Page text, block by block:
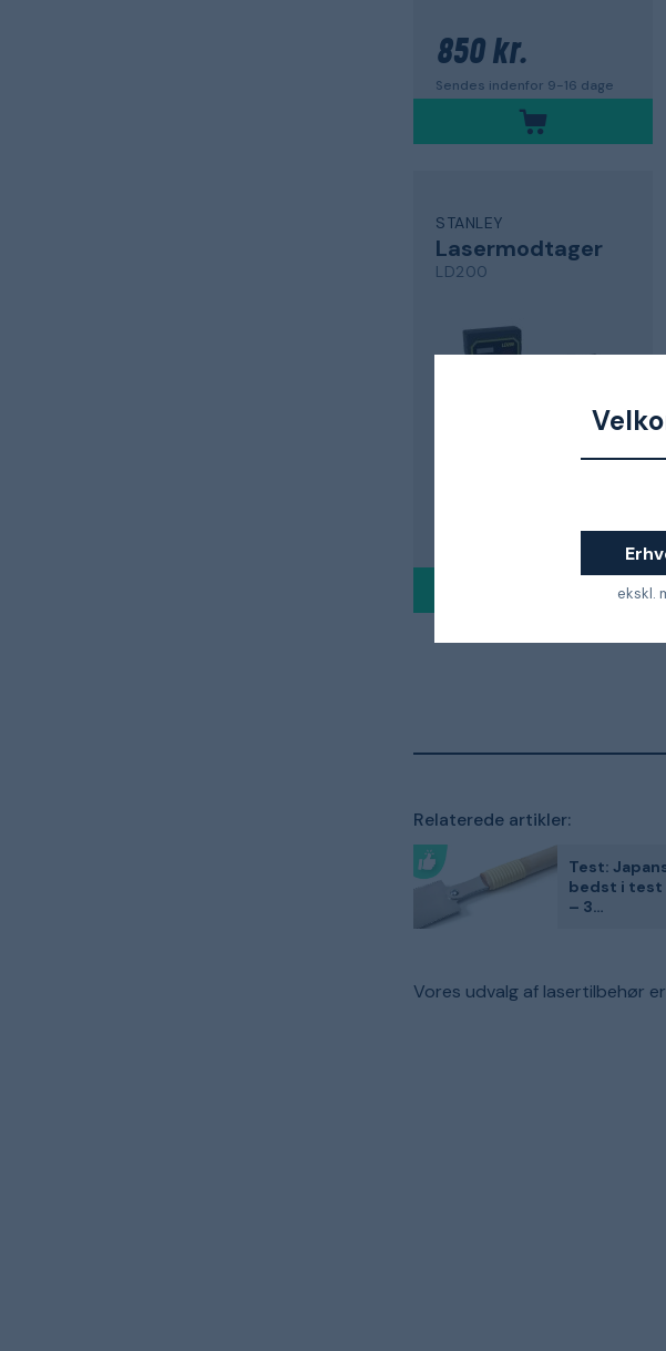
ekskl.
850 kr.
Sendes indenfor 9-16 dage
STANLEY
Lasermodtager
LD200
Relaterede artikler:
Test:
bedst i test
– 3
Vores udvalg af lasertilbehør